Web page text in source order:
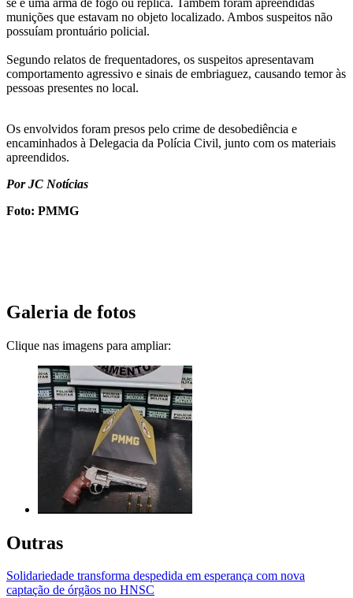
munições que estavam no objeto localizado. Ambos suspeitos não
possuíam prontuário policial.
Segundo relatos de frequentadores, os suspeitos apresentavam
comportamento agressivo e sinais de embriaguez, causando temor às
pessoas presentes no local.
Os envolvidos foram presos pelo crime de desobediência e
encaminhados à Delegacia da Polícia Civil, junto com os materiais
apreendidos.
Por JC Notícias
Foto: PMMG
Galeria de fotos
Clique nas imagens para ampliar:
Outras
Solidariedade transforma despedida em esperança com nova
captação de órgãos no HNSC